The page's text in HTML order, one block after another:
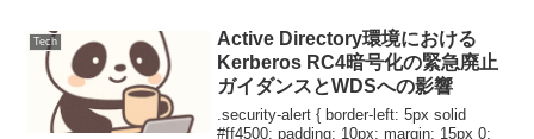
する強化学習アルゴリズムです。クリ
ッ...
Tech
Active Directory環境における
Kerberos RC4暗号化の緊急廃止
ガイダンスとWDSへの影響
.security-alert { border-left: 5px solid
#ff4500; padding: 10px; margin: 15px 0;